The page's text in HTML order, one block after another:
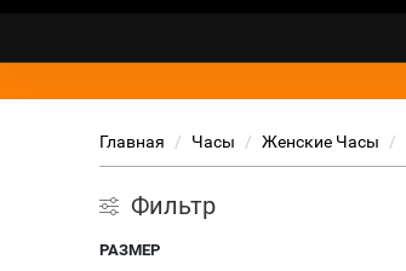
Главная Часы Женские Часы
Фильтр
РАЗМЕР